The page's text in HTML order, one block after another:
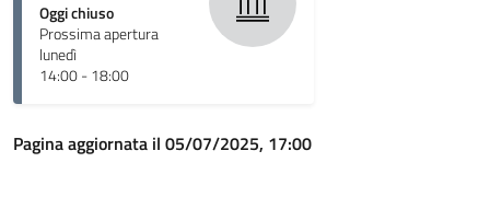
Oggi chiuso
Prossima apertura
lunedì
14:00 - 18:00
Pagina aggiornata il 05/07/2025, 17:00